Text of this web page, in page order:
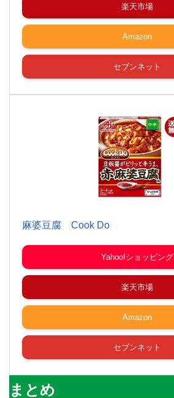
楽天市場
Amazon
セブンネット
麻婆豆腐 Cook Do
Yahoo!ショッピング
楽天市場
Amazon
セブンネット
まとめ